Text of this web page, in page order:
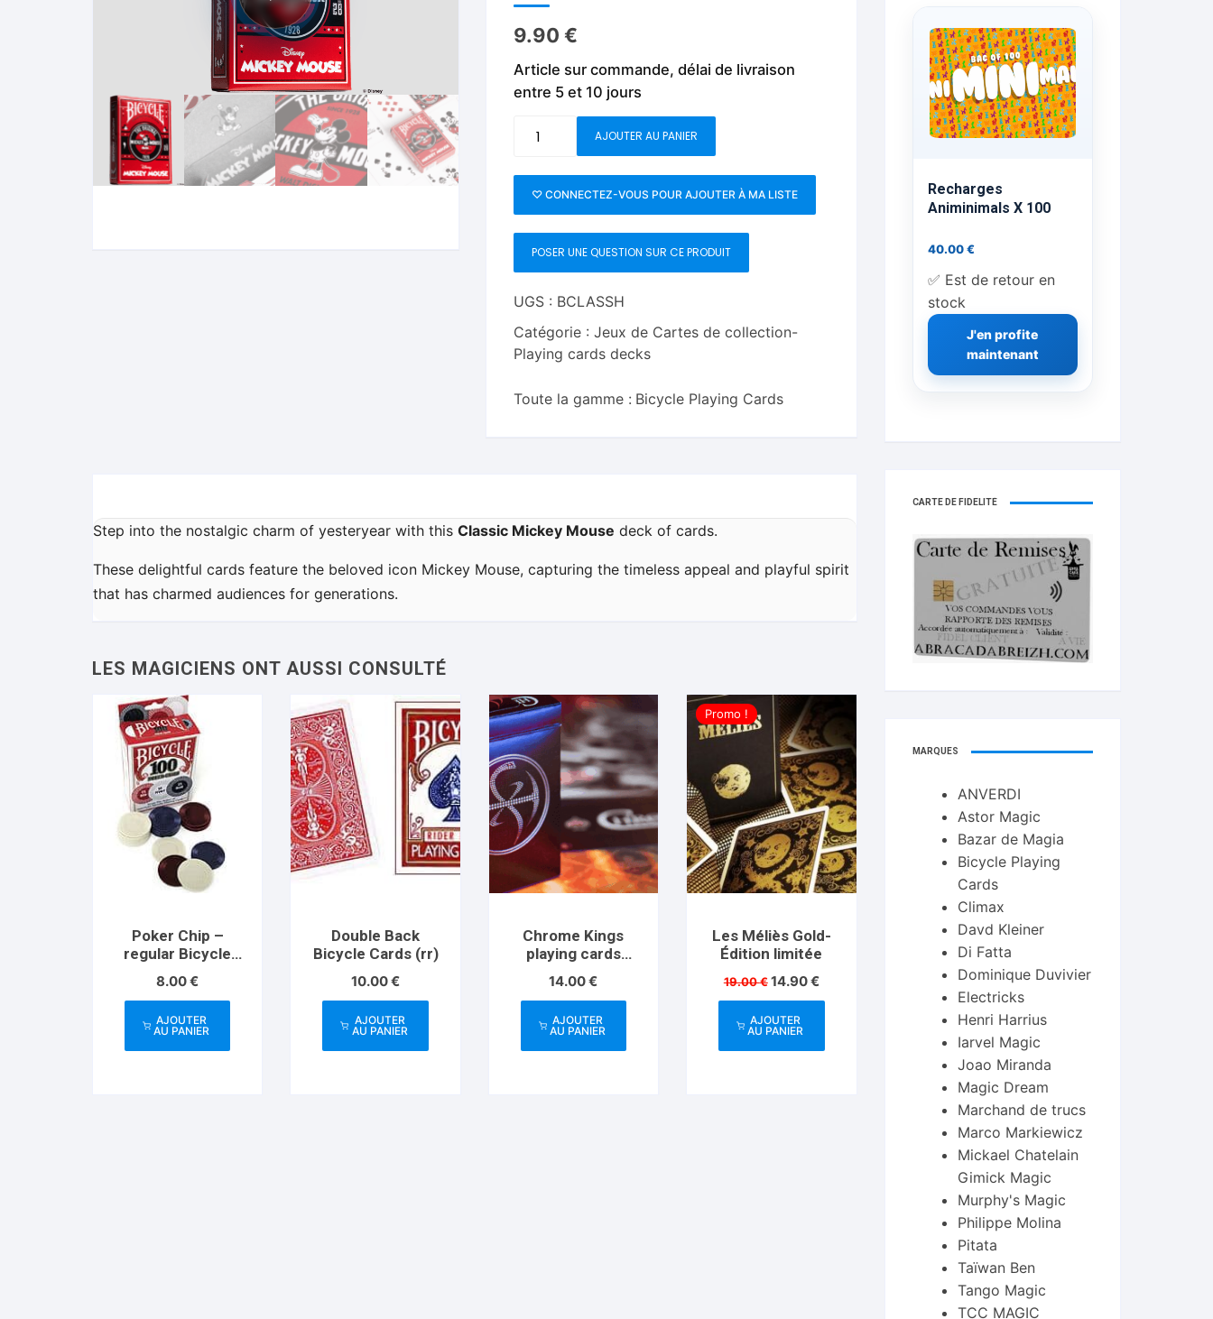
Magie Numérique
Mentalisme close up
Pièces-Billets
Grandes illusions
La Magie pour les Enfants
Liquides
Mentalisme salon et scène
Livres de tours de Pièces
Livres sur la Magie
impromptue
Livres en Anglais
Neige, rubans, FP, Foulards …
9.90€
Article sur commande, délai de livraison
entre 5 et 10 jours
Disney
Classic
Mickey
Mouse
(Red)
by
Playing
Card
AJOUTER AU PANIER
♡ CONNECTEZ-VOUS POUR AJOUTER À MA LISTE
POSER UNE QUESTION SUR CE PRODUIT
UGS : BCLASSH
Catégorie :Jeux de Cartes de collection-
Playing cards decks
Toute la gamme : Bicycle Playing Cards
Step into the nostalgic charm of yesteryear with this Classic Mickey Mouse deck of cards.
These delightful cards feature the beloved icon Mickey Mouse, capturing the timeless appeal and playful spirit
that has charmed audiences for generations.
Poker Chip –
regular Bicycle
100
8.00€
AJOUTER
AU PANIER
Double Back
Bicycle Cards (rr)
10.00€
AJOUTER
AU PANIER
Chrome Kings
playing cards
Artist
14.00€
AJOUTER
AU PANIER
Promo !
Les Méliès Gold-
Édition limitée
19.00€Le
prix
initial
était :
14.90€Le
prix
14.90 €.
AJOUTER
AU PANIER
Recharges
Animinimals X 100
40.00€
✅ Est de retour en
stock
J'en profite
maintenant
CARTE DE FIDELITÉ
MARQUES
ANVERDI
Astor Magic
Bazar de Magia
Bicycle Playing
Cards
Climax
Davd Kleiner
Di Fatta
Dominique Duvivier
Electricks
Henri Harrius
Iarvel Magic
Joao Miranda
Magic Dream
Marchand de trucs
Marco Markiewicz
Mickael Chatelain
Gimick Magic
Murphy's Magic
Philippe Molina
Pitata
Taïwan Ben
Tango Magic
TCC MAGIC